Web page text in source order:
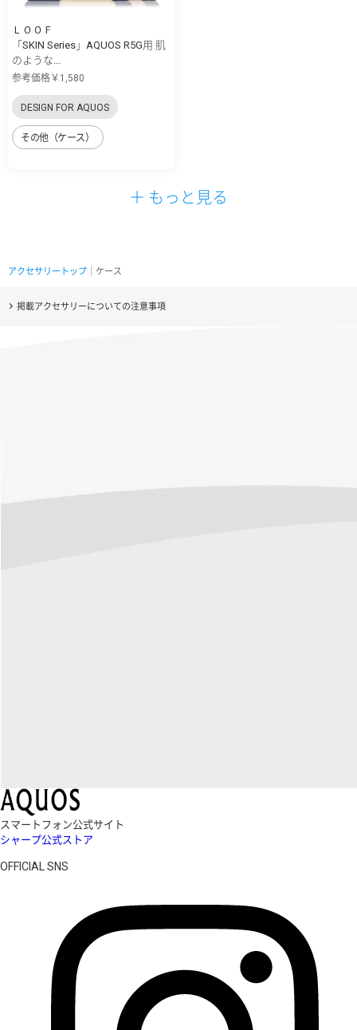
ＬＯＯＦ
「SKIN Series」AQUOS R5G用 肌
のような...
参考価格￥1,580
DESIGN FOR AQUOS
その他（ケース）
＋ もっと見る
アクセサリートップ ｜ケース
掲載アクセサリーについての注意事項
スマートフォン公式サイト
シャープ公式ストア
OFFICIAL SNS